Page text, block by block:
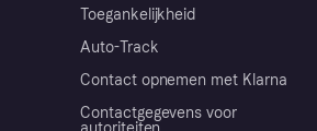
Toegankelijkheid
Auto-Track
Contact opnemen met Klarna
Contactgegevens voor